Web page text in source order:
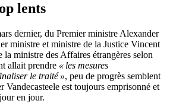
lents
dernier, du Premier ministre Alexander
ministre et ministre de la Justice Vincent
ministre des Affaires étrangères selon
allait prendre « les mesures
le traité », peu de progrès semblent
Vandecasteele est toujours emprisonné et
en jour.